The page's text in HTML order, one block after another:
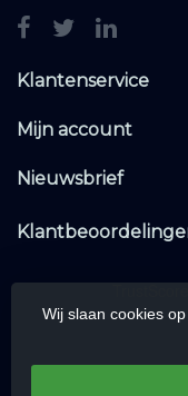
Klantenservice
Mijn account
Nieuwsbrief
Wij slaan cookies